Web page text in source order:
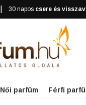
30 napos csere és
Női parfüm Férfi